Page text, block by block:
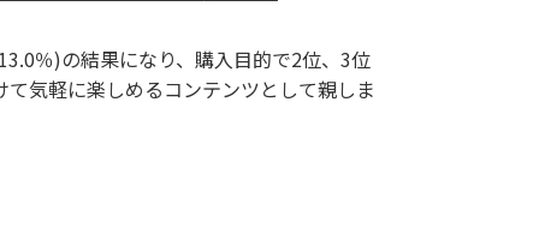
％)の結果になり、購入目的で2位、3位
気軽に楽しめるコンテンツとして親しま